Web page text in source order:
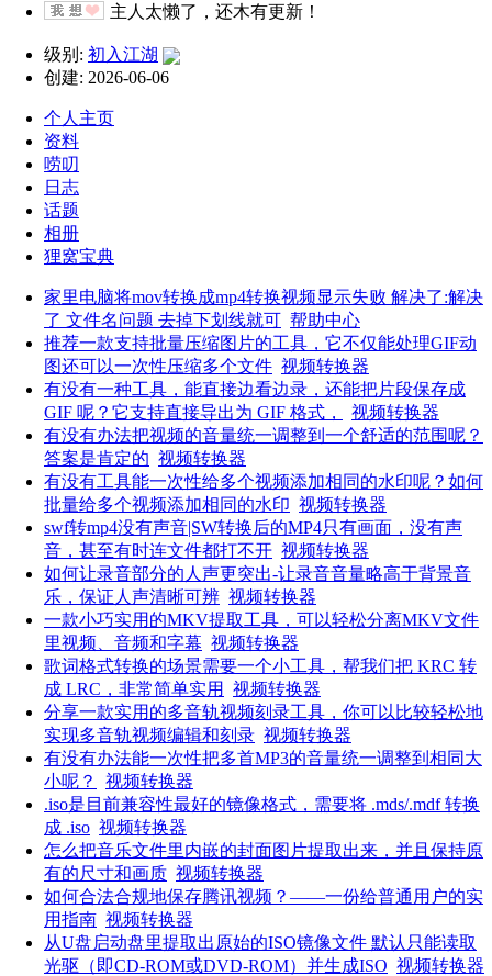
主人太懒了，还木有更新！
级别: 初入江湖
创建: 2026-06-06
个人主页
资料
唠叨
日志
话题
相册
狸窝宝典
家里电脑将mov转换成mp4转换视频显示失败 解决了:解决
了 文件名问题 去掉下划线就可 帮助中心
推荐一款支持批量压缩图片的工具，它不仅能处理GIF动
图还可以一次性压缩多个文件 视频转换器
有没有一种工具，能直接边看边录，还能把片段保存成
GIF 呢？它支持直接导出为 GIF 格式，
视频转换器
有没有办法把视频的音量统一调整到一个舒适的范围呢？
答案是肯定的 视频转换器
有没有工具能一次性给多个视频添加相同的水印呢？如何
批量给多个视频添加相同的水印 视频转换器
swf转mp4没有声音|SW转换后的MP4只有画面，没有声
音，甚至有时连文件都打不开 视频转换器
如何让录音部分的人声更突出-让录音音量略高于背景音
乐，保证人声清晰可辨 视频转换器
一款小巧实用的MKV提取工具，可以轻松分离MKV文件
里视频、音频和字幕 视频转换器
歌词格式转换的场景需要一个小工具，帮我们把 KRC 转
成 LRC，非常简单实用
视频转换器
分享一款实用的多音轨视频刻录工具，你可以比较轻松地
实现多音轨视频编辑和刻录 视频转换器
有没有办法能一次性把多首MP3的音量统一调整到相同大
小呢？
视频转换器
.iso是目前兼容性最好的镜像格式，需要将 .mds/.mdf 转换
成 .iso 视频转换器
怎么把音乐文件里内嵌的封面图片提取出来，并且保持原
有的尺寸和画质 视频转换器
如何合法合规地保存腾讯视频？——一份给普通用户的实
用指南 视频转换器
从U盘启动盘里提取出原始的ISO镜像文件 默认只能读取
光驱（即CD-ROM或DVD-ROM）并生成ISO 视频转换器